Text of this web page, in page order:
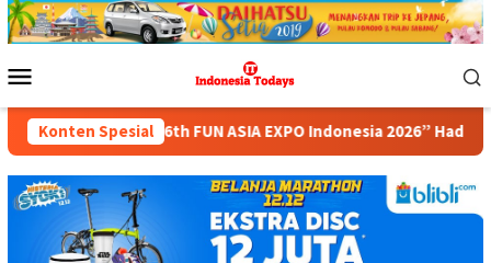
Loncat
ke
Mobile
Konten Spesial
“6th FUN ASIA EXPO Indonesia 2026” Hadir dengan 150